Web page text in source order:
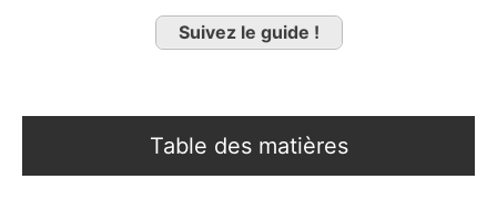
Suivez le guide !
Table des matières